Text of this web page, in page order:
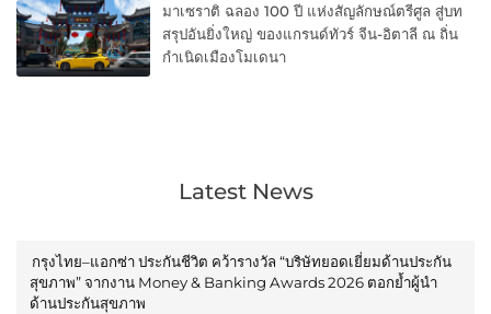
มาเซราติ ฉลอง 100 ปี แห่งสัญลักษณ์ตรีศูล สู่บท
สรุปอันยิ่งใหญ่ ของแกรนด์ทัวร์ จีน-อิตาลี ณ ถิ่น
กำเนิดเมืองโมเดนา
Latest News
กรุงไทย–แอกซ่า ประกันชีวิต คว้ารางวัล “บริษัทยอดเยี่ยมด้านประกัน
สุขภาพ” จากงาน Money & Banking Awards 2026 ตอกย้ำผู้นำ
ด้านประกันสุขภาพ